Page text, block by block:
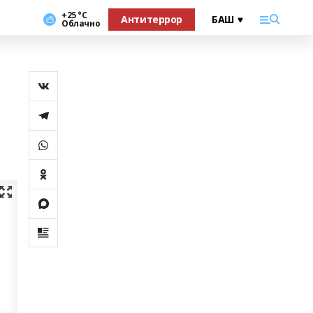
+25 °С
Облачно Антитеррор